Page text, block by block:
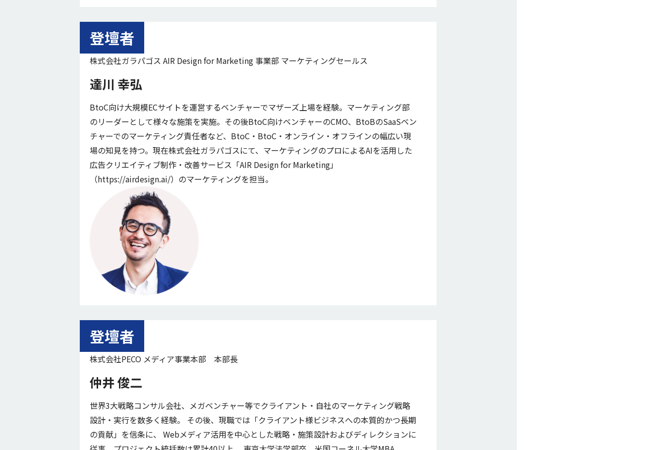
登壇者
株式会社ガラパゴス AIR Design for Marketing 事業部 マーケティングセールス
達川 幸弘
BtoC向け大規模ECサイトを運営するベンチャーでマザーズ上場を経験。マーケティング部
のリーダーとして様々な施策を実施。その後BtoC向けベンチャーのCMO、BtoBのSaaSベン
チャーでのマーケティング責任者など、BtoC・BtoC・オンライン・オフラインの幅広い現
場の知見を持つ。現在株式会社ガラパゴスにて、マーケティングのプロによるAIを活用した
広告クリエイティブ制作・改善サービス「AIR Design for Marketing」
（https://airdesign.ai/）のマーケティングを担当。
登壇者
株式会社PECO メディア事業本部 本部長
仲井 俊二
世界3大戦略コンサル会社、メガベンチャー等でクライアント・自社のマーケティング戦略
設計・実行を数多く経験。 その後、現職では「クライアント様ビジネスへの本質的かつ長期
の貢献」を信条に、 Webメディア活用を中心とした戦略・施策設計およびディレクションに